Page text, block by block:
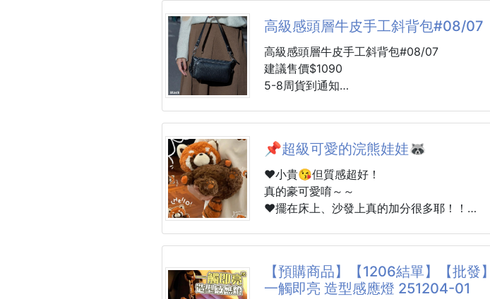
工廠產線滿到一度生產不出來😱
小編求了好久工廠才同意再生產給團友繼續開
團💪
🉐🉐我們開團一組只要:$xxx
🎉直到試過ONHET才完全
🎉洗白對收復
容易起球变形；
15%氨纶弹力超足，跑跳、深蹲都不紧绷，随
你怎么动都无束缚！
而且速干效果真的顶，暴汗之后风一吹很快就
📝细节控直接狂喜
✅ 双侧隐形拉链口袋，放手机、钥匙超安心，
不怕跑跳掉出来
✅ 简约直筒版型，男生女生都能穿，搭T恤、
POLO衫都超百搭
💡多场景实穿不踩雷
▫️日常通勤
高級感頭層牛皮手工斜背包#08/07
高級感頭層牛皮手工斜背包#08/07
建議售價$1090
5-8周貨到通知
莫蘭迪綠
霧藍
告別混亂，一包搞定！ 兼具「皮夾功能」與
「時尚包款」的質感神器，陪你輕鬆出門，優
嚴選高品質頭層牛皮製作，保留天然皮革細緻
的粒面紋理。手感柔軟親膚，越用越有獨特質
📌超級可愛的浣熊娃娃🦝
❤️小貴😘但質感超好！
真的豪可愛唷～～
❤️擺在床上、沙發上真的加分很多耶！！
【預購商品】【1206結單】【批發】
一觸即亮 造型感應燈 251204-01